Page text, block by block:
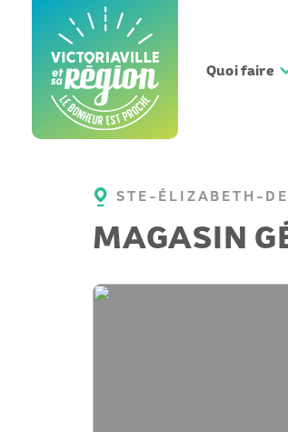
contenu
Quoi faire
STE-ÉLIZABETH-
MAGASIN